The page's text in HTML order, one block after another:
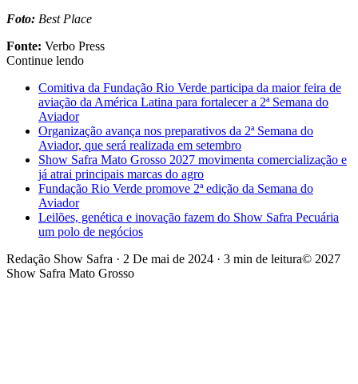
Foto: Best Place
Fonte: Verbo Press
Continue lendo
Comitiva da Fundação Rio Verde participa da maior feira de
aviação da América Latina para fortalecer a 2ª Semana do
Aviador
Organização avança nos preparativos da 2ª Semana do
Aviador, que será realizada em setembro
Show Safra Mato Grosso 2027 movimenta comercialização e
já atrai principais marcas do agro
Fundação Rio Verde promove 2ª edição da Semana do
Aviador
Leilões, genética e inovação fazem do Show Safra Pecuária
um polo de negócios
Redação Show Safra · 2 De mai de 2024 · 3 min de leitura© 2027
Show Safra Mato Grosso